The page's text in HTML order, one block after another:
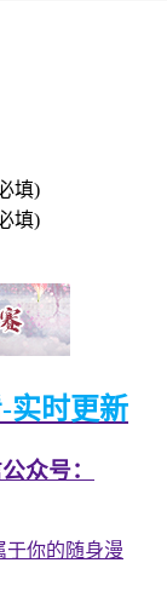
填)
填)
实时更新
众号：
于你的随身漫